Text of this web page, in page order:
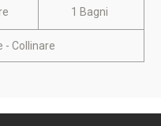
1 Bagni
- Collinare